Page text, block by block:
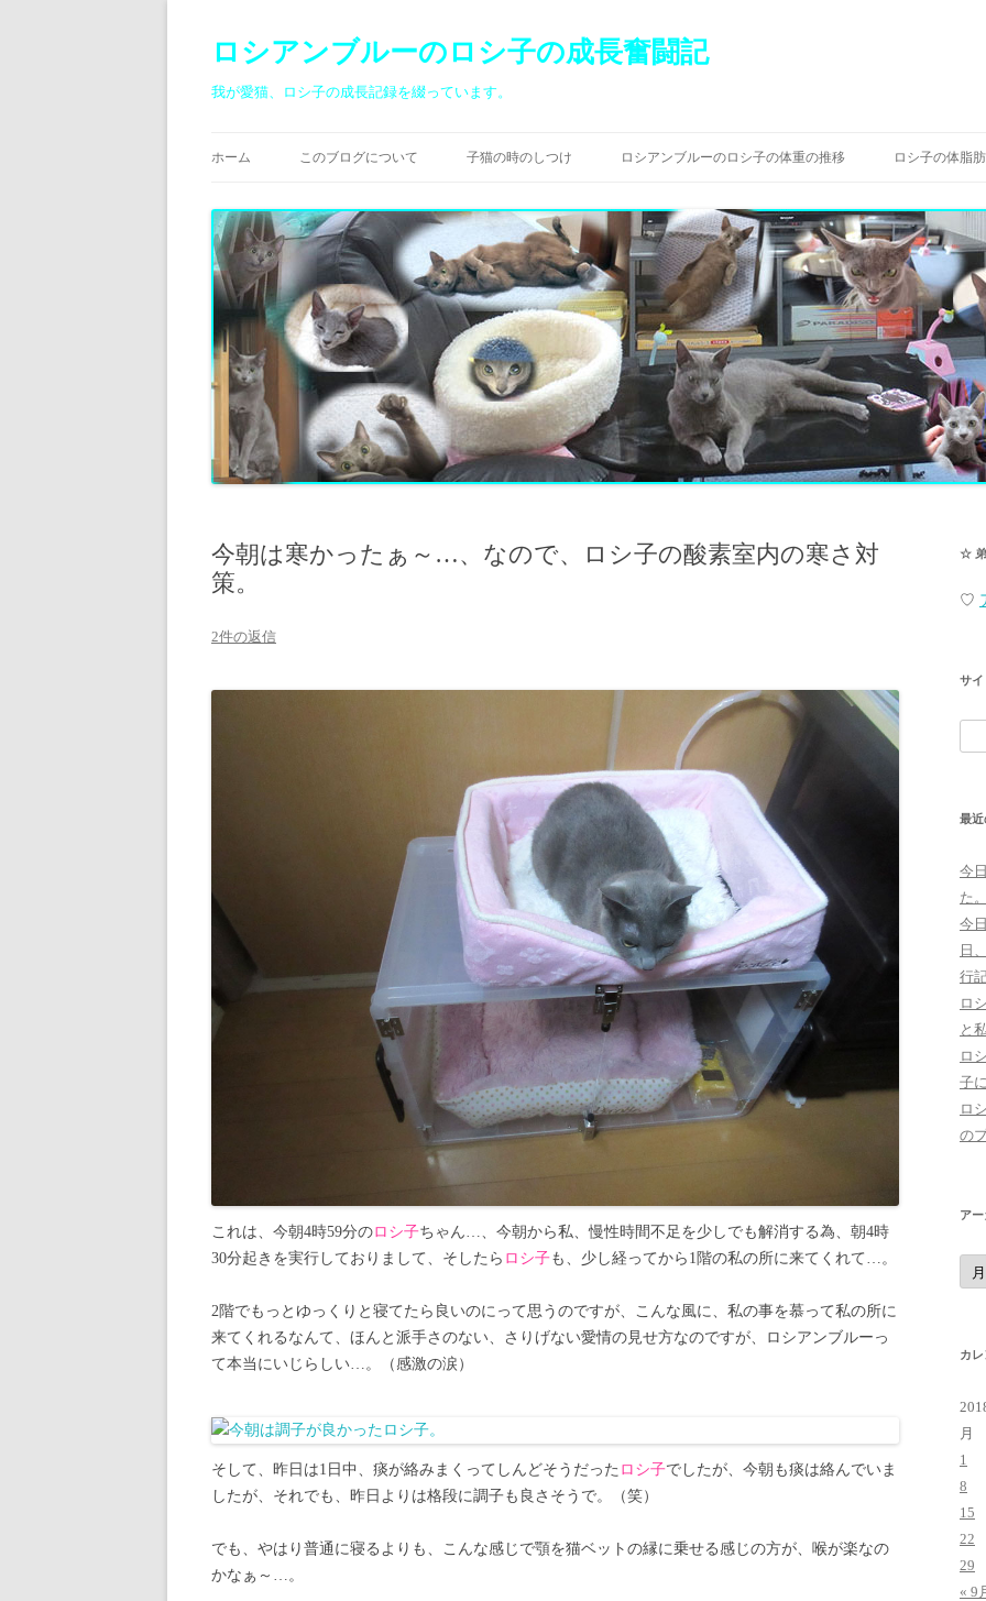
ロシアンブルーのロシ子の成長奮闘記
我が愛猫、ロシ子の成長記録を綴っています。
ン
へ
ス
キ
ッ
プ
ホーム このブログについて 子猫の時のしつけ ロシアンブルーのロシ子の体重の推移 ロシ子の体脂
今朝は寒かったぁ～…、なので、ロシ子の酸素室内の寒さ対
策。
2件の返信
これは、今朝4時59分のロシ子ちゃん…、今朝から私、慢性時間不足を少しでも解消する為、朝4時
30分起きを実行しておりまして、そしたら ロシ子も、少し経ってから1階の私の所に来てくれて…。
2階でもっとゆっくりと寝てたら良いのにって思うのですが、こんな風に、私の事を慕って私の所に
来てくれるなんて、ほんと派手さのない、さりげない愛情の見せ方なのですが、ロシアンブルーっ
て本当にいじらしい…。（感激の涙）
そして、昨日は1日中、痰が絡みまくってしんどそうだった ロシ子でしたが、今朝も痰は絡んでいま
したが、それでも、昨日よりは格段に調子も良さそうで。（笑）
でも、やはり普通に寝るよりも、こんな感じで顎を猫ベットの縁に乗せる感じの方が、喉が楽なの
かなぁ～…。
☆ 弟
♡
サイ
索:
最近
今
た
今
日
行
ロ
と
ロ
子
ロ
の
ア
ア
ー
カ
カ
月
1
8
15
22
29
« 9